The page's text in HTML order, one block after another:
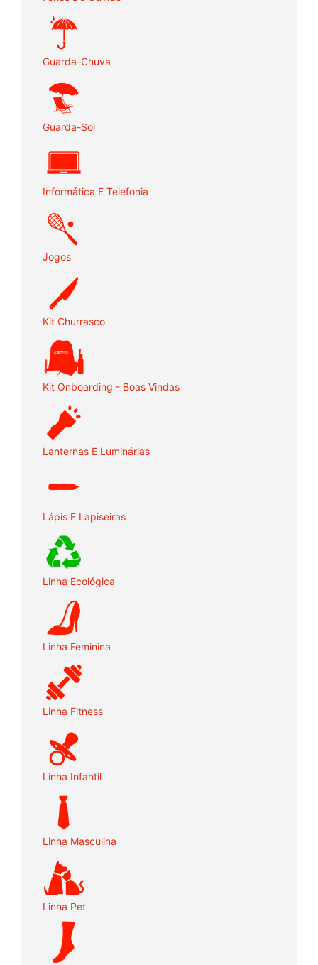
Guarda-Chuva
Guarda-Sol
Informática E Telefonia
Jogos
Kit Churrasco
Kit Onboarding - Boas Vindas
Lanternas E Luminárias
Lápis E Lapiseiras
Linha Ecológica
Linha Feminina
Linha Fitness
Linha Infantil
Linha Masculina
Linha Pet